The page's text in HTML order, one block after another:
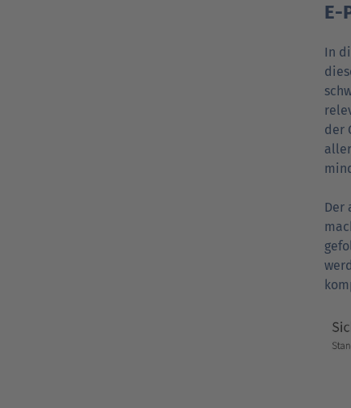
E-
In
der
Der